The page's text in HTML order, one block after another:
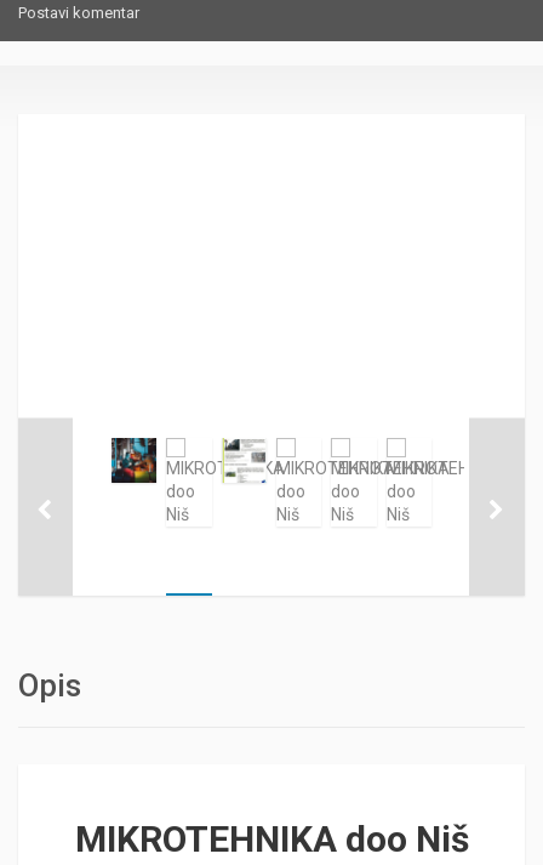
Postavi komentar
Opis
MIKROTEHNIKA doo Niš